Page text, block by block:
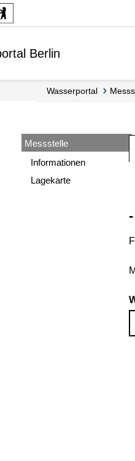
Berlin
Wasserportal
Messstelle
Informationen
Lagekarte